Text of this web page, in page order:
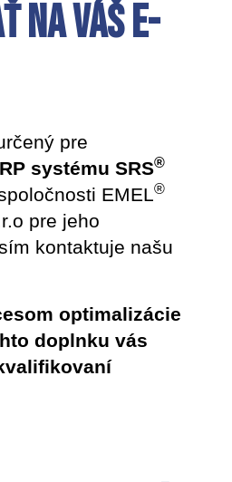
na váš e-
pre
systému SRS®
EMEL®
pre jeho
kontaktuje našu
optimalizácie
doplnku vás